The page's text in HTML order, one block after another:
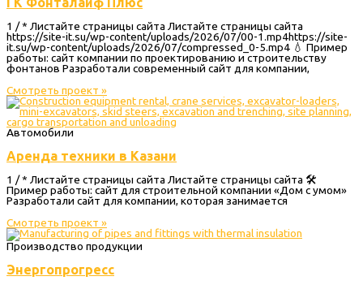
1 / * Листайте страницы сайта Листайте страницы сайта
https://site-it.su/wp-content/uploads/2026/07/00-1.mp4https://site-
it.su/wp-content/uploads/2026/07/compressed_0-5.mp4 💧 Пример
работы: сайт компании по проектированию и строительству
фонтанов Разработали современный сайт для компании,
Смотреть проект »
Автомобили
Аренда техники в Казани
1 / * Листайте страницы сайта Листайте страницы сайта 🛠
Пример работы: сайт для строительной компании «Дом с умом»
Разработали сайт для компании, которая занимается
Смотреть проект »
Производство продукции
Энергопрогресс